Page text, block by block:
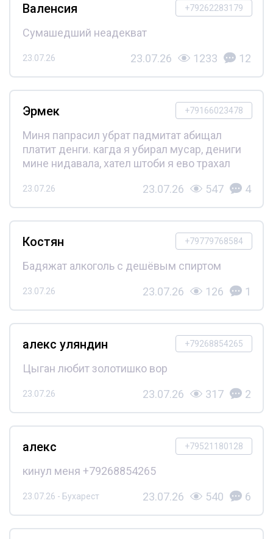
+79262283179
Валенсия
Сумашедший неадекват
23.07.26 23.07.26 1233 12
+79166023478
Эрмек
Миня папрасил убрат падмитат абищал
платит денги. кагда я убирал мусар, дениги
мине нидавала, хател штоби я ево трахал
23.07.26 23.07.26 547 4
+79779768584
Костян
Бадяжат алкоголь с дешёвым спиртом
23.07.26 23.07.26 126 1
+79268854265
алекс уляндин
Цыган любит золотишко вор
23.07.26 23.07.26 317 2
+79521180128
алекс
кинул меня +79268854265
23.07.26 - Бухарест 23.07.26 540 6